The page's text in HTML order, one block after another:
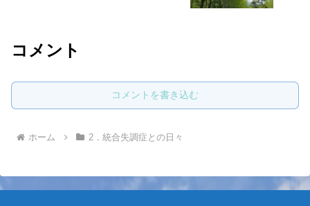
コメント
コメントを書き込む
ホーム 2．統合失調症との日々